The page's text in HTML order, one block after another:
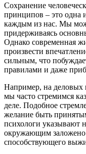
Сохранение
принципов – это одна
каждым из нас. Мы
придерживаясь
Однако современная
произвести
сильным, что
правилами и даже
Например, на деловых
мы часто стремимся
деле. Подобное
желание быть
психологи указывают
окружающим заложено
способствующего